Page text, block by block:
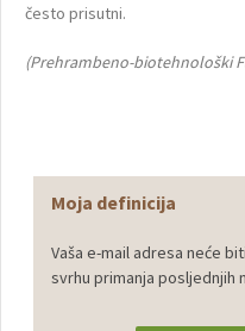
često prisutni.
(Prehrambeno-biotehnološki
Moja definicija
Vaša e-mail adresa neće
svrhu primanja posljednjih